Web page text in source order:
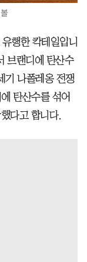
행한 칵테일입니
브랜디에 탄산수
기 나폴레옹 전쟁
탄산수를 섞어
다고 합니다.